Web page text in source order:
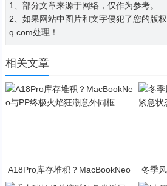
1、部分文章来源于网络，仅作为参考。
2、如果网站中图片和文字侵犯了您的版
q.com处理！
相关文章
A18Pro库存堆积？MacBookNeo
与PP终极火焰狂潮意外同框
冬季